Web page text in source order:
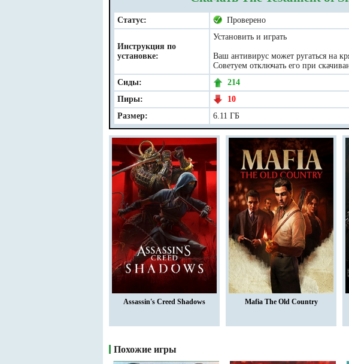
Статус: Проверено
Инструкция по
установке:
Установить и играть
Ваш антивирус может ругаться на
Советуем отключать его при
Сиды:
214
Пиры:
10
Размер:
6.11 ГБ
Assassin's Creed Shadows Mafia The Old Country
Похожие игры